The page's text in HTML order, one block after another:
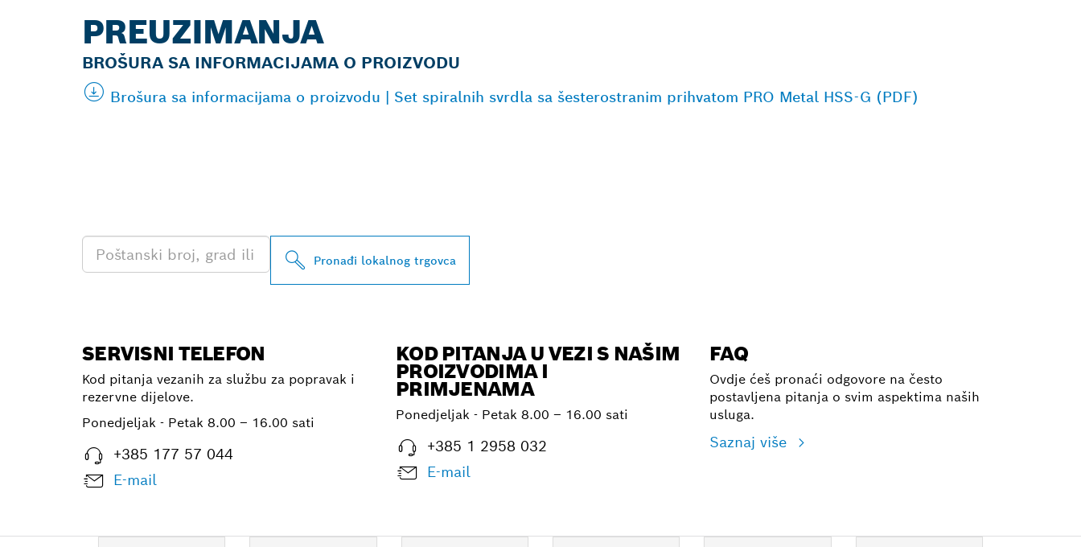
PREUZIMANJA
BROŠURA SA INFORMACIJAMA O PROIZVODU
Brošura sa informacijama o proizvodu | Set spiralnih svrdla sa šesterostranim prihvatom PRO Metal HSS-G (PDF)
Pronađi lokalnog trgovca
SERVISNI TELEFON
Kod pitanja vezanih za službu za popravak i
rezervne dijelove.
Ponedjeljak - Petak 8.00 – 16.00 sati
+385 177 57 044
E-mail
KOD PITANJA U VEZI S NAŠIM
PROIZVODIMA I
PRIMJENAMA
Ponedjeljak - Petak 8.00 – 16.00 sati
+385 1 2958 032
E-mail
FAQ
Ovdje ćeš pronaći odgovore na često
postavljena pitanja o svim aspektima naših
usluga.
Saznaj više